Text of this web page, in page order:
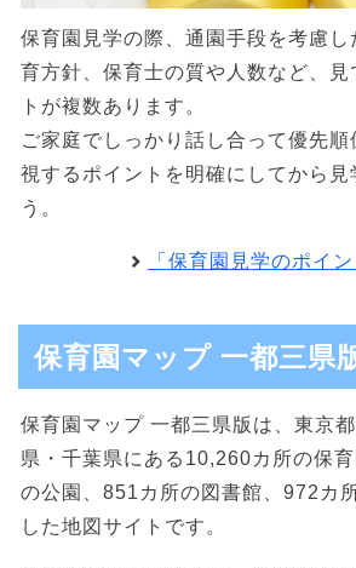
保育園見学の際、通園手段を考慮し
育方針、保育士の質や人数など、見
トが複数あります。
ご家庭でしっかり話し合って優先
視するポイントを明確にしてから見
う。
「保育園見学のポイ
保育園マップ 一都三県
保育園マップ 一都三県版は、東京
県・千葉県にある10,260カ所の保
の公園、851カ所の図書館、972カ
した地図サイトです。